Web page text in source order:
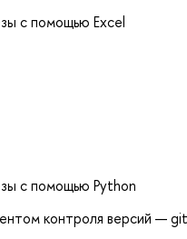
с помощью Excel
с помощью Python
контроля версий —